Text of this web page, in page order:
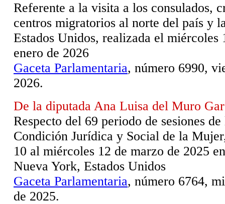
Referente a la visita a los consulados,
centros migratorios al norte del país y
Estados Unidos, realizada el miércoles
enero de 2026
Gaceta Parlamentaria, número 6990,
2026.
De la diputada Ana Luisa del Muro
Respecto del 69 periodo de sesiones
Condición Jurídica y Social de la
10 al miércoles 12 de marzo de 2025
Nueva York, Estados Unidos
Gaceta Parlamentaria, número 6764,
de 2025.